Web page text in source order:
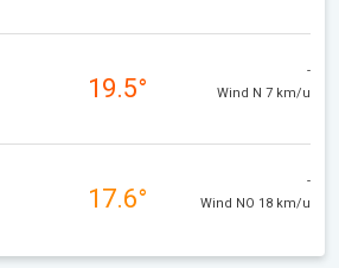
19.5°
-
Wind N 7 km/u
17.6°
-
Wind NO 18 km/u